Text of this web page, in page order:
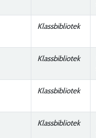
Klassbibliotek
Klassbibliotek
Klassbibliotek
Klassbibliotek